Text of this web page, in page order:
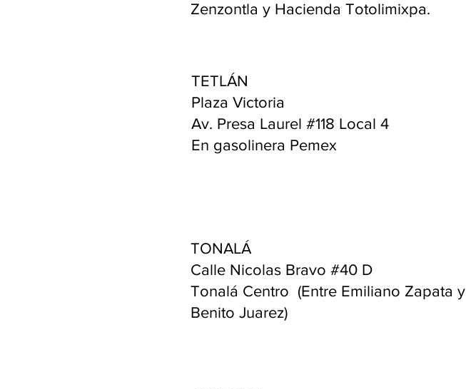
Zenzontla y Hacienda Totolimixpa.
TETLÁN
Plaza Victoria
Av. Presa Laurel #118 Local 4
En gasolinera Pemex
TONALÁ
Calle Nicolas Bravo #40 D
Tonalá Centro (Entre Emiliano Zapata y
Benito Juarez)